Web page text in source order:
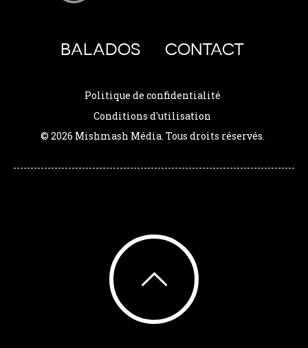
BALADOS CONTACT
Politique de confidentialité
Conditions d'utilisation
© 2026 Mishmash Média. Tous droits réservés.